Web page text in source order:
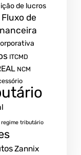
de lucros
Fluxo de
ITCMD
NCM
regime tributário
Zannix